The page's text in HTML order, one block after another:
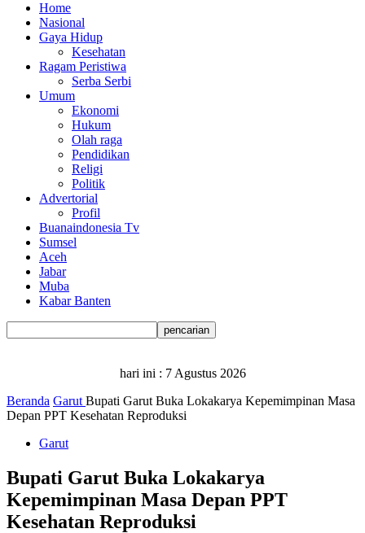
Home
Nasional
Gaya Hidup
Kesehatan
Ragam Peristiwa
Serba Serbi
Umum
Ekonomi
Hukum
Olah raga
Pendidikan
Religi
Politik
Advertorial
Profil
Buanaindonesia Tv
Sumsel
Aceh
Jabar
Muba
Kabar Banten
hari ini : 7 Agustus 2026
Beranda Garut Bupati Garut Buka Lokakarya Kepemimpinan Masa
Depan PPT Kesehatan Reproduksi
Garut
Bupati Garut Buka Lokakarya
Kepemimpinan Masa Depan PPT
Kesehatan Reproduksi